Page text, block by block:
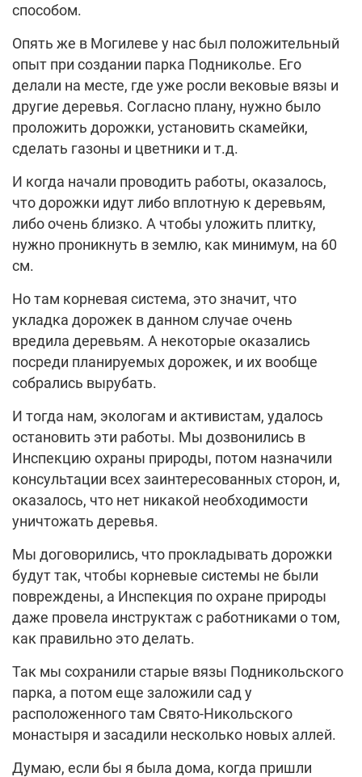
способом.
Опять же в Могилеве у нас был положительный
опыт при создании парка Подниколье. Его
делали на месте, где уже росли вековые вязы и
другие деревья. Согласно плану, нужно было
проложить дорожки, установить скамейки,
сделать газоны и цветники и т.д.
И когда начали проводить работы, оказалось,
что дорожки идут либо вплотную к деревьям,
либо очень близко. А чтобы уложить плитку,
нужно проникнуть в землю, как минимум, на 60
см.
Но там корневая система, это значит, что
укладка дорожек в данном случае очень
вредила деревьям. А некоторые оказались
посреди планируемых дорожек, и их вообще
собрались вырубать.
И тогда нам, экологам и активистам, удалось
остановить эти работы. Мы дозвонились в
Инспекцию охраны природы, потом назначили
консультации всех заинтересованных сторон, и,
оказалось, что нет никакой необходимости
уничтожать деревья.
Мы договорились, что прокладывать дорожки
будут так, чтобы корневые системы не были
повреждены, а Инспекция по охране природы
даже провела инструктаж с работниками о том,
как правильно это делать.
Так мы сохранили старые вязы Подникольского
парка, а потом еще заложили сад у
расположенного там Свято-Никольского
монастыря и засадили несколько новых аллей.
Думаю, если бы я была дома, когда пришли